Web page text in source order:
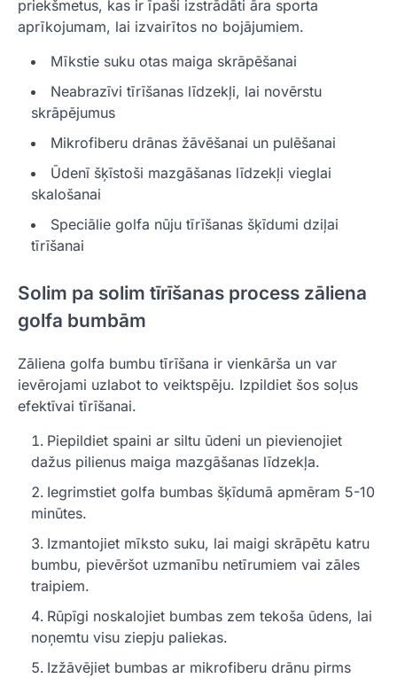
priekšmetus, kas ir īpaši izstrādāti āra sporta
aprīkojumam, lai izvairītos no bojājumiem.
Mīkstie suku otas maiga skrāpēšanai
Neabrazīvi tīrīšanas līdzekļi, lai novērstu
skrāpējumus
Mikrofiberu drānas žāvēšanai un pulēšanai
Ūdenī šķīstoši mazgāšanas līdzekļi vieglai
skalošanai
Speciālie golfa nūju tīrīšanas šķīdumi dziļai
tīrīšanai
Solim pa solim tīrīšanas process zāliena
golfa bumbām
Zāliena golfa bumbu tīrīšana ir vienkārša un var
ievērojami uzlabot to veiktspēju. Izpildiet šos soļus
efektīvai tīrīšanai.
Piepildiet spaini ar siltu ūdeni un pievienojiet
dažus pilienus maiga mazgāšanas līdzekļa.
Iegrimstiet golfa bumbas šķīdumā apmēram 5-10
minūtes.
Izmantojiet mīksto suku, lai maigi skrāpētu katru
bumbu, pievēršot uzmanību netīrumiem vai zāles
traipiem.
Rūpīgi noskalojiet bumbas zem tekoša ūdens, lai
noņemtu visu ziepju paliekas.
Izžāvējiet bumbas ar mikrofiberu drānu pirms